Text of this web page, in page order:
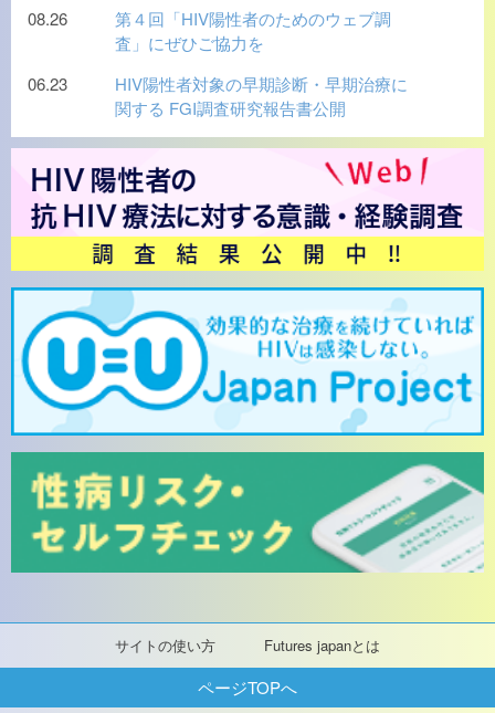
サイトの使い方 Futures japanとは
08.26
第４回「HIV陽性者のためのウェブ調
査」にぜひご協力を
06.23
HIV陽性者対象の早期診断・早期治療に
関する FGI調査研究報告書公開
ページTOPへ